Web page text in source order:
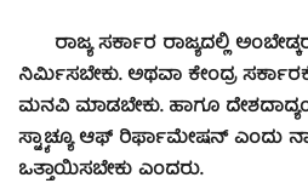
ರಾಜ್ಯ ಸರ್ಕಾರ ರಾಜ್ಯದಲ್ಲಿ
ನಿರ್ಮಿಸಬೇಕು. ಅಥವಾ ಕೇಂದ್ರ
ಮನವಿ ಮಾಡಬೇಕು. ಹಾಗೂ
ಸ್ಟ್ಯಾಚ್ಯೂ ಆಫ್ ರಿರ್ಫಾಮೇಷನ್ ಎಂದು
ಒತ್ತಾಯಿಸಬೇಕು ಎಂದರು.